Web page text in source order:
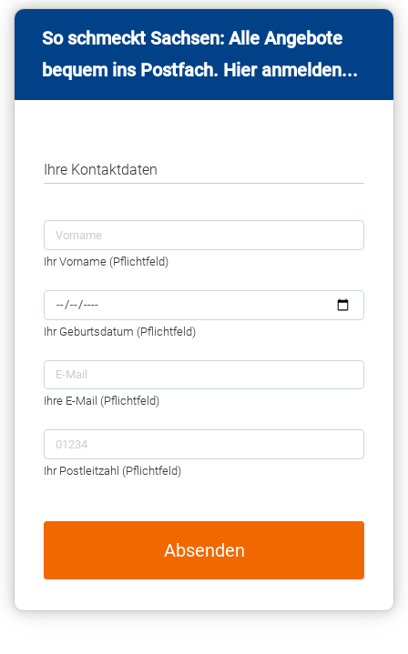
So schmeckt Sachsen: Alle Angebote
bequem ins Postfach. Hier anmelden...
Ihre Kontaktdaten
Ihr Vorname (Pflichtfeld)
Ihr Geburtsdatum (Pflichtfeld)
Ihre E-Mail (Pflichtfeld)
Ihr Postleitzahl (Pflichtfeld)
Absenden